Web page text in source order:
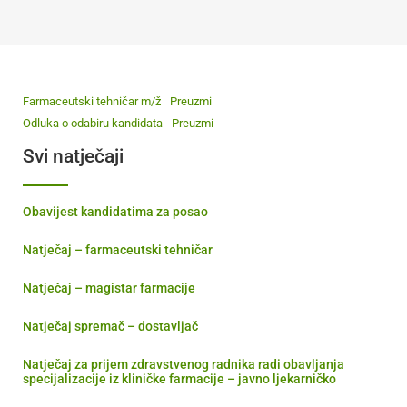
Farmaceutski tehničar m/ž
Preuzmi
Odluka o odabiru kandidata
Preuzmi
Svi natječaji
Obavijest kandidatima za posao
Natječaj – farmaceutski tehničar
Natječaj – magistar farmacije
Natječaj spremač – dostavljač
Natječaj za prijem zdravstvenog radnika radi obavljanja
specijalizacije iz kliničke farmacije – javno ljekarničko